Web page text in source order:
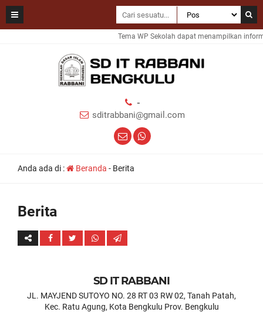
Tema WP Sekolah dapat menampilkan
-
sditrabbani@gmail.com
Anda ada di : Beranda - Berita
Berita
SD IT RABBANI
JL. MAYJEND SUTOYO NO. 28 RT 03 RW 02, Tanah Patah,
Kec. Ratu Agung, Kota Bengkulu Prov. Bengkulu